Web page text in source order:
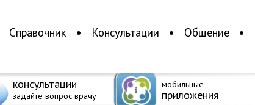
Справочник Консультации Общение
консультации
задайте вопрос врачу
мобильные
приложения